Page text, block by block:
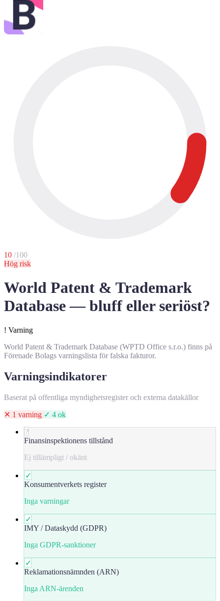
10 /100
Hög risk
World Patent & Trademark
Database — bluff eller seriöst?
! Varning
World Patent & Trademark Database (WPTD Office s.r.o.) finns på
Förenade Bolags varningslista för falska fakturor.
Varningsindikatorer
Baserat på offentliga myndighetsregister och externa datakällor
✕ 1 varning ✓ 4 ok
?
Finansinspektionens tillstånd
Ej tillämpligt / okänt
✓
Konsumentverkets register
Inga varningar
✓
IMY / Dataskydd (GDPR)
Inga GDPR-sanktioner
✓
Reklamationsnämnden (ARN)
Inga ARN-ärenden